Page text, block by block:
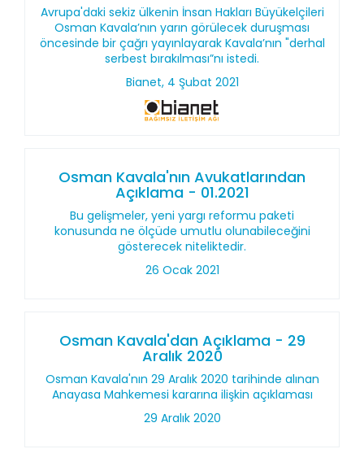
Avrupa'daki sekiz ülkenin İnsan Hakları Büyükelçileri
Osman Kavala’nın yarın görülecek duruşması
öncesinde bir çağrı yayınlayarak Kavala’nın "derhal
serbest bırakılması”nı istedi.
Bianet, 4 Şubat 2021
Osman Kavala'nın Avukatlarından
Açıklama - 01.2021
Bu gelişmeler, yeni yargı reformu paketi
konusunda ne ölçüde umutlu olunabileceğini
gösterecek niteliktedir.
26 Ocak 2021
Osman Kavala'dan Açıklama - 29
Aralık 2020
Osman Kavala'nın 29 Aralık 2020 tarihinde alınan
Anayasa Mahkemesi kararına ilişkin açıklaması
29 Aralık 2020